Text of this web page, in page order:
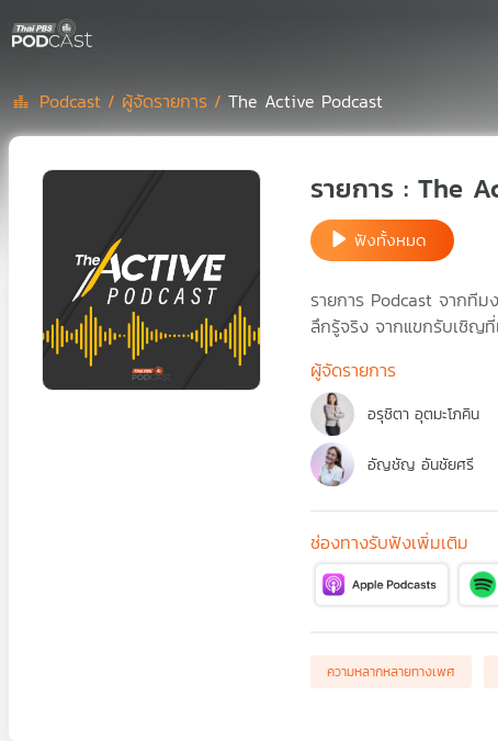
Podcast / ผู้จัดรายการ /The Active Podcast
รายการ : The
ฟังทั้งหมด
รายการ Podcast จากทีม
ลึกรู้จริง จากแขกรับเชิญที่
ผู้จัดรายการ
อรุชิตา อุตมะโภคิน
อัญชัญ อันชัยศรี
ช่องทางรับฟังเพิ่มเติม
ความหลากหลายทางเพศ